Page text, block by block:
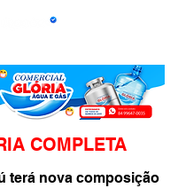
terá nova composição
COMPLETA